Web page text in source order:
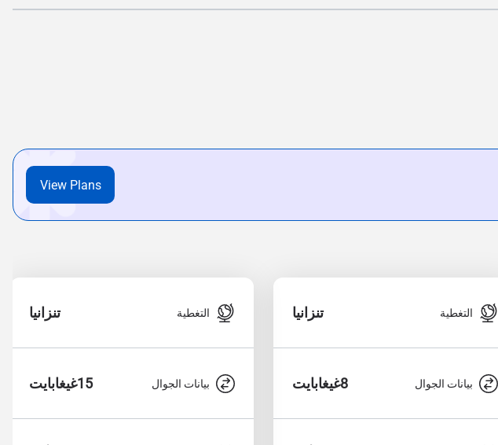
View Plans
التغطية تنزانيا
بيانات الجوال 8غيغابايت
التغطية تنزانيا
بيانات الجوال 15غيغابايت